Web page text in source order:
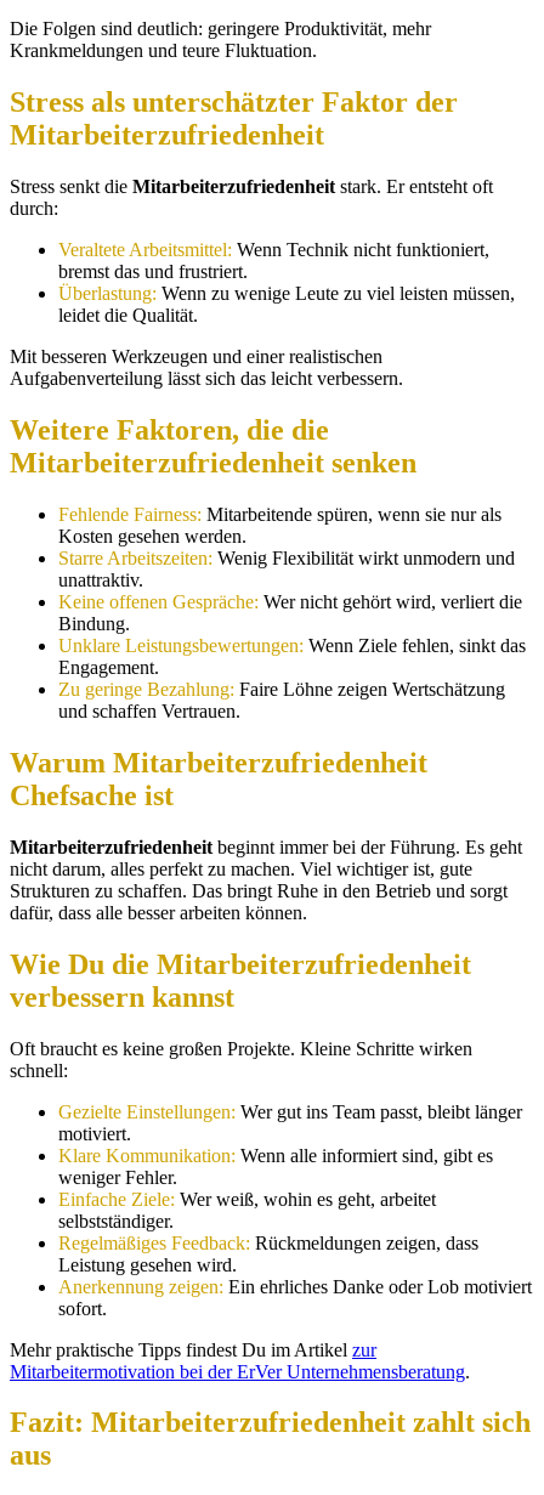
Die Folgen sind deutlich: geringere Produktivität, mehr
Krankmeldungen und teure Fluktuation.
Stress als unterschätzter Faktor der
Mitarbeiterzufriedenheit
Stress senkt die Mitarbeiterzufriedenheit stark. Er entsteht oft
durch:
Veraltete Arbeitsmittel: Wenn Technik nicht funktioniert,
bremst das und frustriert.
Überlastung: Wenn zu wenige Leute zu viel leisten müssen,
leidet die Qualität.
Mit besseren Werkzeugen und einer realistischen
Aufgabenverteilung lässt sich das leicht verbessern.
Weitere Faktoren, die die
Mitarbeiterzufriedenheit senken
Fehlende Fairness: Mitarbeitende spüren, wenn sie nur als
Kosten gesehen werden.
Starre Arbeitszeiten: Wenig Flexibilität wirkt unmodern und
unattraktiv.
Keine offenen Gespräche: Wer nicht gehört wird, verliert die
Bindung.
Unklare Leistungsbewertungen: Wenn Ziele fehlen, sinkt das
Engagement.
Zu geringe Bezahlung: Faire Löhne zeigen Wertschätzung
und schaffen Vertrauen.
Warum Mitarbeiterzufriedenheit
Chefsache ist
Mitarbeiterzufriedenheit beginnt immer bei der Führung. Es geht
nicht darum, alles perfekt zu machen. Viel wichtiger ist, gute
Strukturen zu schaffen. Das bringt Ruhe in den Betrieb und sorgt
dafür, dass alle besser arbeiten können.
Wie Du die Mitarbeiterzufriedenheit
verbessern kannst
Oft braucht es keine großen Projekte. Kleine Schritte wirken
schnell:
Gezielte Einstellungen: Wer gut ins Team passt, bleibt länger
motiviert.
Klare Kommunikation: Wenn alle informiert sind, gibt es
weniger Fehler.
Einfache Ziele: Wer weiß, wohin es geht, arbeitet
selbstständiger.
Regelmäßiges Feedback: Rückmeldungen zeigen, dass
Leistung gesehen wird.
Anerkennung zeigen: Ein ehrliches Danke oder Lob motiviert
sofort.
Mehr praktische Tipps findest Du im Artikel zur
Mitarbeitermotivation bei der ErVer Unternehmensberatung.
Fazit: Mitarbeiterzufriedenheit zahlt sich
aus